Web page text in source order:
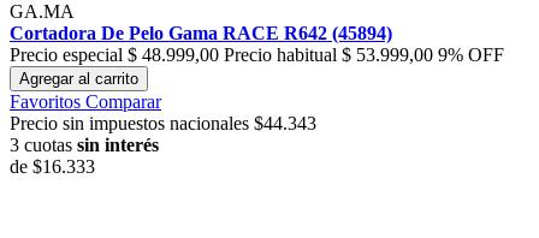
GA.MA
Cortadora De Pelo Gama RACE R642 (45894)
Precio especial $ 48.999,00 Precio habitual $ 53.999,00 9% OFF
Agregar al carrito
Favoritos Comparar
Precio sin impuestos nacionales $44.343
3 cuotas sin interés
de $16.333